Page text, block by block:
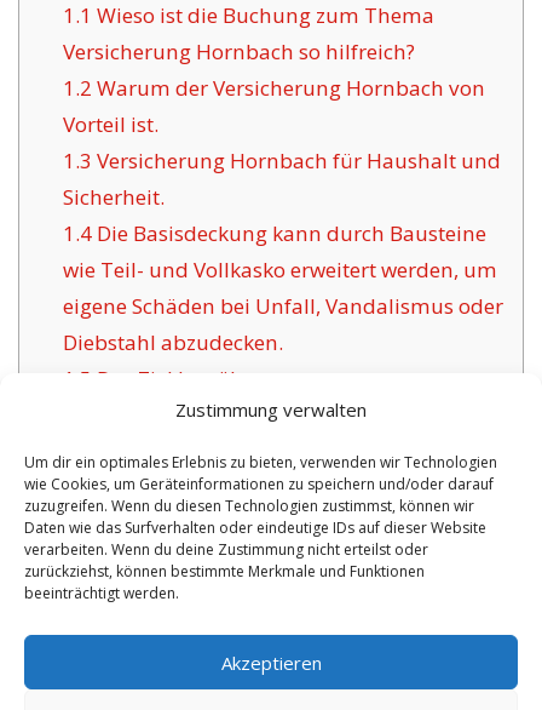
Zustimmung verwalten
Um dir ein optimales Erlebnis zu bieten, verwenden wir Technologien
wie Cookies, um Geräteinformationen zu speichern und/oder darauf
zuzugreifen. Wenn du diesen Technologien zustimmst, können wir
Daten wie das Surfverhalten oder eindeutige IDs auf dieser Website
verarbeiten. Wenn du deine Zustimmung nicht erteilst oder
zurückziehst, können bestimmte Merkmale und Funktionen
beeinträchtigt werden.
Akzeptieren
1.1 Wieso ist die Buchung zum Thema
Versicherung Hornbach so hilfreich?
1.2 Warum der Versicherung Hornbach von
Vorteil ist.
1.3 Versicherung Hornbach für Haushalt und
Sicherheit.
1.4Die Basisdeckung kann durch Bausteine
wie Teil- und Vollkasko erweitert werden, um
eigene Schäden bei Unfall, Vandalismus oder
Diebstahl abzudecken.
1.5 Das Ziel bewährter
Versicherungsgesellschaften für Hornbach:
1.6
Die Vorzüge der hier angebotenen
Versicherung in Hornbach:
1.6.1Persönliche Optionen inklusive
Versicherungszertifikat:
No tags for this post.